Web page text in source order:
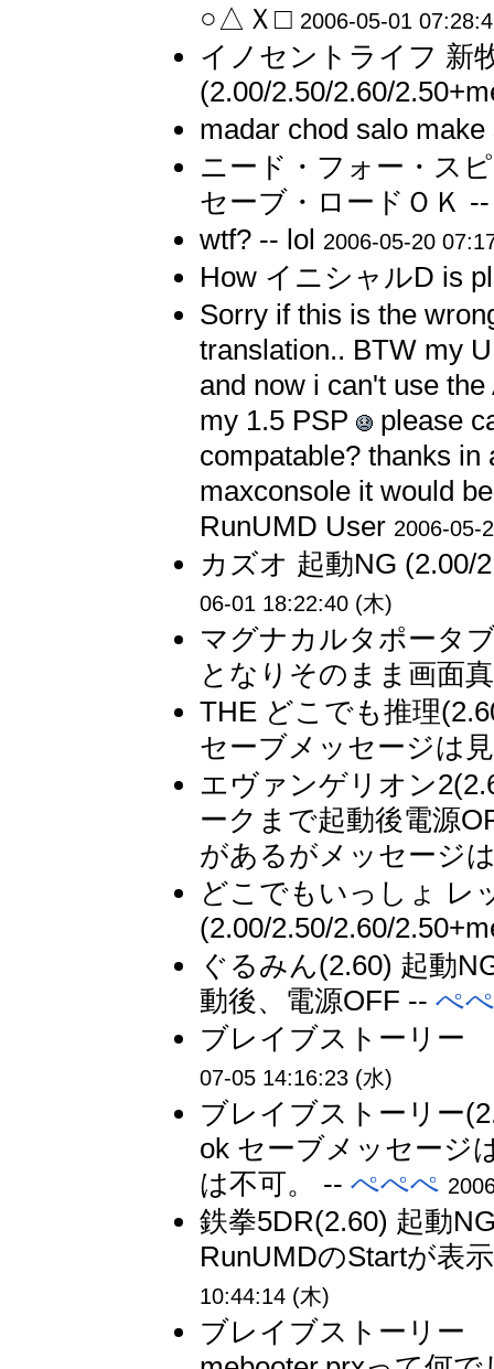
○△Ｘ□ 2006-05-01
イノセントライフ 新
(2.00/2.50/2.60/
madar chod salo
ニード・フォー・ス
セーブ・ロードＯＫ
wtf? -- lol 2006-05-20
How イニシャルD is
Sorry if this is the
translation.. BTW my
and now i can't use
my 1.5 PSP
please
compatable? thanks
maxconsole it would
RunUMD User 2006-05-
カズオ 起動NG (2.00/
06-01 18:22:40 (木)
マグナカルタポータ
となりそのまま画面
THE どこでも推理
セーブメッセージは
エヴァンゲリオン
ークまで起動後電源
があるがメッセージ
どこでもいっしょ レ
(2.00/2.50/2.60/
ぐるみん(2.60) 起動
動後、電源OFF --ぺ
ブレイブストーリー
07-05 14:16:23 (水)
ブレイブストーリー
ok セーブメッセージ
は不可。 --ぺぺぺ
鉄拳5DR(2.60) 起動
RunUMDのStartが表
10:44:14 (木)
ブレイブストーリー